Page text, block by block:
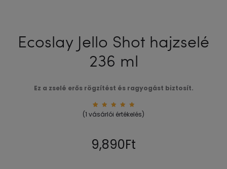
Ecoslay Jello Shot hajzselé
236 ml
Ez a zselé erős rögzítést és ragyogást biztosít.
Értékel
és
1
alapján
(1 vásárlói értékelés)
9,890Ft